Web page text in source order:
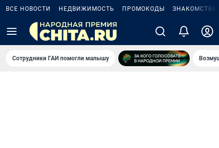
ВСЕ НОВОСТИ НЕДВИЖИМОСТЬ ПРОМОКОДЫ ЗНАКОМСТВА
Сотрудники ГАИ помогли малышу